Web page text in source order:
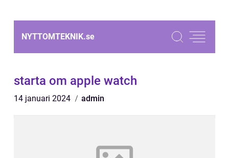
NYTTOMTEKNIK.se
starta om apple watch
14 januari 2024 admin